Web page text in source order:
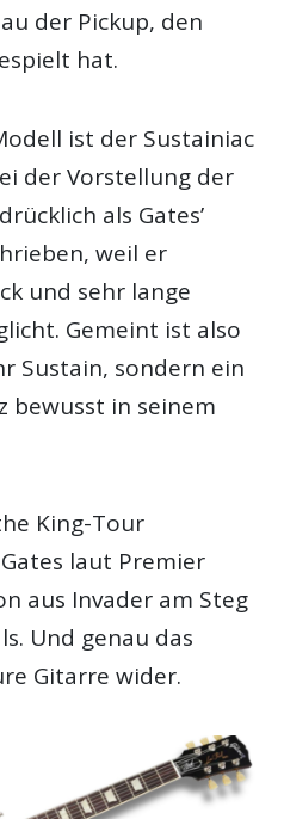
der Pickup, den
hat.
ist der Sustainiac
der Vorstellung der
als Gates’
weil er
und sehr lange
Gemeint ist also
Sustain, sondern ein
bewusst in seinem
King-Tour
laut Premier
aus Invader am Steg
Und genau das
Gitarre wider.